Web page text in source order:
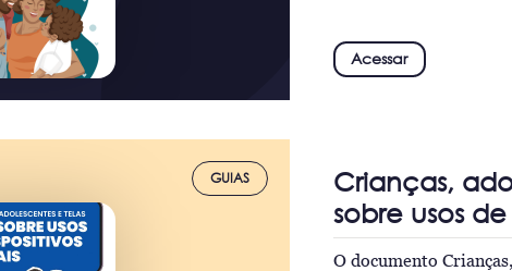
Acessar
GUIAS
Crianças,
sobre usos
O documento